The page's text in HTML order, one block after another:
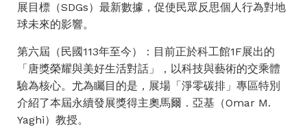
展目標（SDGs）最新數據，促使民眾反思個人行為對地
球未來的影響。
第六屆（民國113年至今）：目前正於科工館1F展出的
「唐獎榮耀與美好生活對話」，以科技與藝術的交乘體
驗為核心。尤為矚目的是，展場「淨零碳排」專區特別
介紹了本屆永續發展獎得主奧馬爾．亞基（Omar M.
Yaghi）教授。